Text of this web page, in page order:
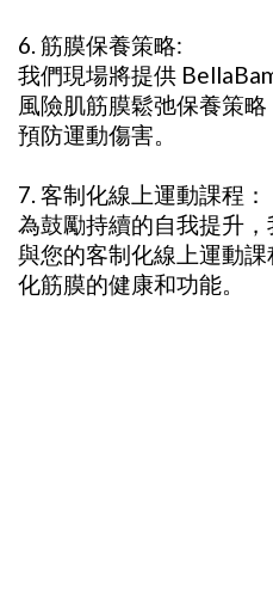
6. 筋膜保養策略:
我們現場將提供
風險肌筋膜鬆弛保養策
預防運動傷害。
7. 客制化線上運動課程：
為鼓勵持續的自我提升
與您的客制化線上運動
化筋膜的健康和功能。